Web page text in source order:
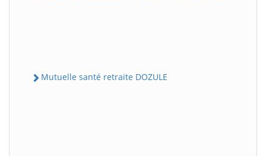
Mutuelle santé retraite DOZULE